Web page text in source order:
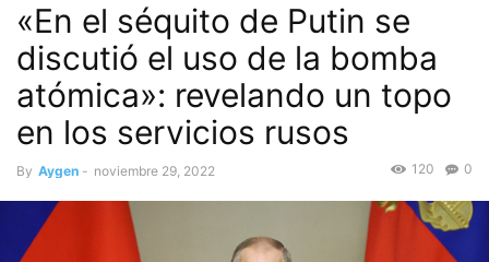
«En el séquito de Putin se
discutió el uso de la bomba
atómica»: revelando un topo
en los servicios rusos
By Aygen - noviembre 29, 2022 0
120